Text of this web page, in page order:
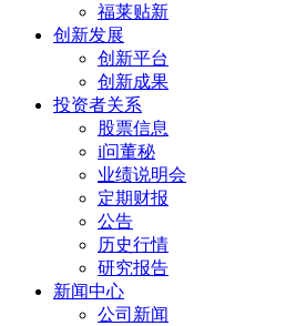
福莱贴新
创新发展
创新平台
创新成果
投资者关系
股票信息
i问董秘
业绩说明会
定期财报
公告
历史行情
研究报告
新闻中心
公司新闻